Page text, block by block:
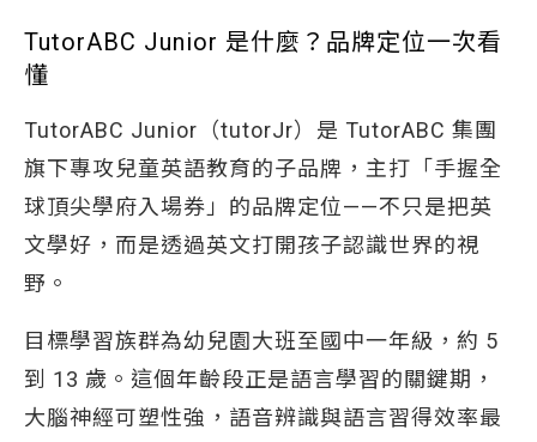
TutorABC Junior 是什麼？品牌定位一次看
懂
TutorABC Junior（tutorJr）是 TutorABC 集團
旗下專攻兒童英語教育的子品牌，主打「手握全
球頂尖學府入場券」的品牌定位——不只是把英
文學好，而是透過英文打開孩子認識世界的視
野。
目標學習族群為幼兒園大班至國中一年級，約 5
到 13 歲。這個年齡段正是語言學習的關鍵期，
大腦神經可塑性強，語音辨識與語言習得效率最